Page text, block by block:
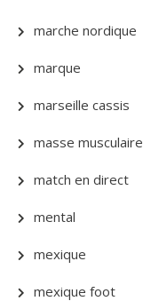
marche nordique
marque
marseille cassis
masse musculaire
match en direct
mental
mexique
mexique foot